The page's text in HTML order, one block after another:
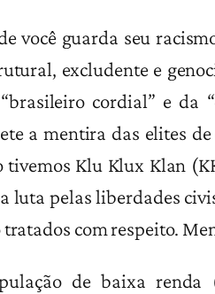
você guarda seu
excludente e
cordial” e da
a mentira das elites
tivemos Klu Klux Klan
luta pelas liberdades
tratados com respeito.
de baixa